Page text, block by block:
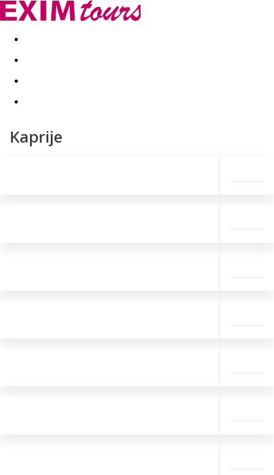
Akční nabídky Last minute
Kaprije